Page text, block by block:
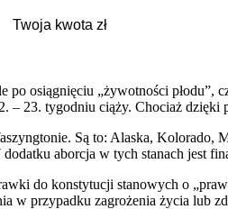
osiągnięciu „żywotności płodu”,
23. tygodniu ciąży. Chociaż
Są to: Alaska,
aborcja w tych stanach jest
do konstytucji stanowych o
w przypadku zagrożenia życia lub